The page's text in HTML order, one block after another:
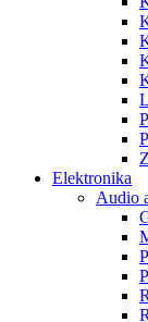
Elektronika
Audio